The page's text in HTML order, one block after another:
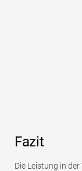
Fazit
Die Leistung in